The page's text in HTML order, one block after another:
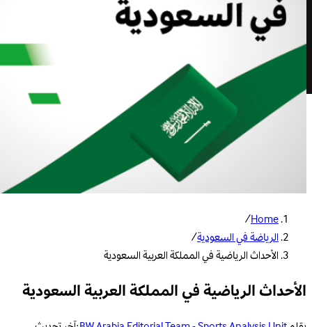
Home
/
الرياضة في السعودية/
الأحداث الرياضية في المملكة العربية السعودية
الأحداث الرياضية في المملكة العربية السعودية